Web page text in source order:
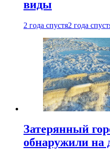
виды
2 года спустя2 года
Затерянный
обнаружили на